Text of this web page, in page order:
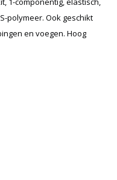
polymeer. Ook geschikt
en voegen. Hoog